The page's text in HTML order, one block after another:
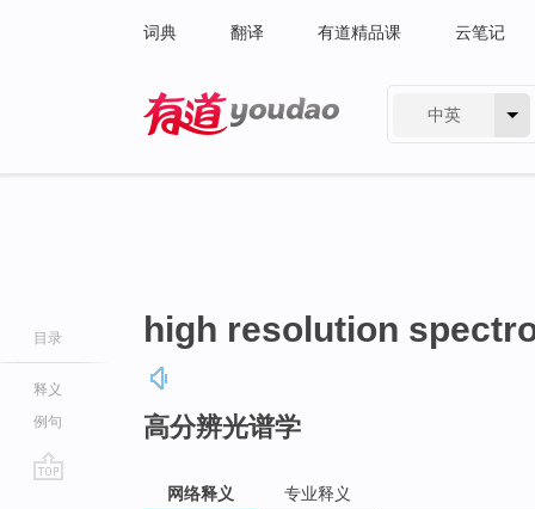
词典 翻译 有道精品课 云笔记
中英
目录
释义
例句
high resolution
高分辨光谱学
网络释义 专业释义